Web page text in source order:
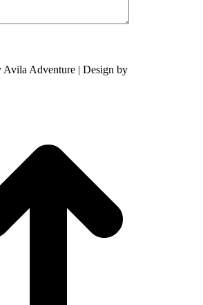
Adventure | Design by